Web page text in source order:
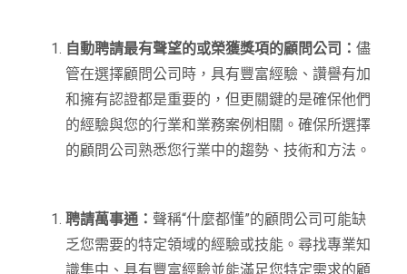
自動聘請最有聲望的或榮獲獎項的顧問公司：儘
管在選擇顧問公司時，具有豐富經驗、讚譽有加
和擁有認證都是重要的，但更關鍵的是確保他們
的經驗與您的行業和業務案例相關。確保所選擇
的顧問公司熟悉您行業中的趨勢、技術和方法。
聘請萬事通： 聲稱“什麼都懂”的顧問公司可能缺
乏您需要的特定領域的經驗或技能。尋找專業知
識集中、具有豐富經驗並能滿足您特定需求的顧